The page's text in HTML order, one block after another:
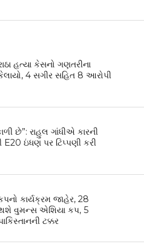
હત્યા કેસનો ગણતરીના
4 સગીર સહિત 8 આરોપી
છે”: રાહુલ ગાંધીએ કારની
E20 ઇંધણ પર ટિપ્પણી કરી
કાર્યક્રમ જાહેર, 28
વુમન્સ એશિયા કપ, 5
ટક્કર